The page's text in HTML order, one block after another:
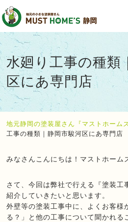
水廻り工事の種類
区にあ専門店
地元静岡の塗装屋さん『マストホーム
工事の種類｜静岡市駿河区にあ専門店
みなさんこんにちは！マストホーム
さて、今回は弊社で行える『塗装工
紹介していきたいと思います。
外壁等の塗装工事中に、よくお客様
る？」と他の工事について聞かれる